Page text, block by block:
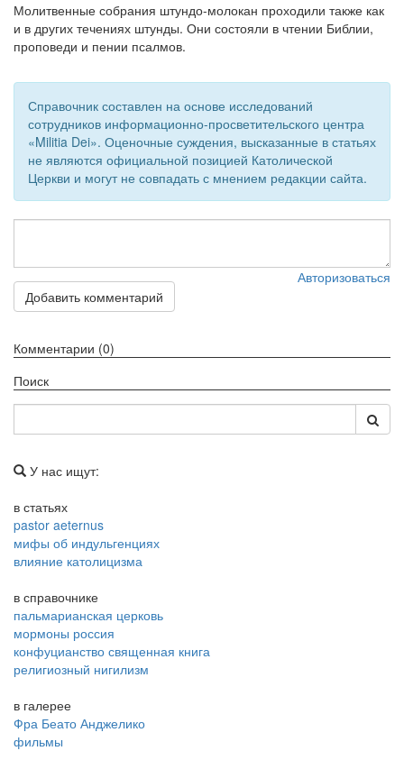
Молитвенные собрания штундо-молокан проходили также как
и в других течениях штунды. Они состояли в чтении Библии,
проповеди и пении псалмов.
Справочник составлен на основе исследований
сотрудников информационно-просветительского центра
«Militia Dei». Оценочные суждения, высказанные в статьях
не являются официальной позицией Католической
Церкви и могут не совпадать с мнением редакции сайта.
Авторизоваться
Добавить комментарий
Комментарии (0)
Поиск
У нас ищут:
в статьях
pastor aeternus
мифы об индульгенциях
влияние католицизма
в справочнике
пальмарианская церковь
мормоны россия
конфуцианство священная книга
религиозный нигилизм
в галерее
Фра Беато Анджелико
фильмы